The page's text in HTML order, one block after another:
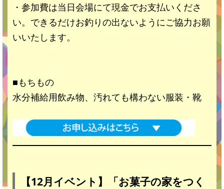
・参加費は当日会場にて現金でお支払いくださ
い。できるだけお釣りの出ないようにご協力お願
いいたします。
■もちもの
水分補給用飲み物、汚れても構わない服装・靴
【12月イベント】「お菓子の家をつく